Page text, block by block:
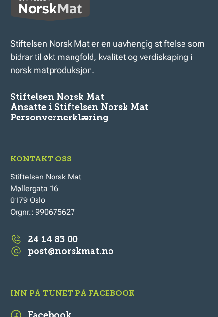
Stiftelsen Norsk Mat er en uavhengig stiftelse som
bidrar til økt mangfold, kvalitet og verdiskaping i
norsk matproduksjon.
Stiftelsen Norsk Mat
Ansatte i Stiftelsen Norsk Mat
Personvernerklæring
KONTAKT OSS
Stiftelsen Norsk Mat
Møllergata 16
0179 Oslo
Orgnr.: 990675627
24 14 83 00
post@norskmat.no
INN PÅ TUNET PÅ FACEBOOK
Facebook